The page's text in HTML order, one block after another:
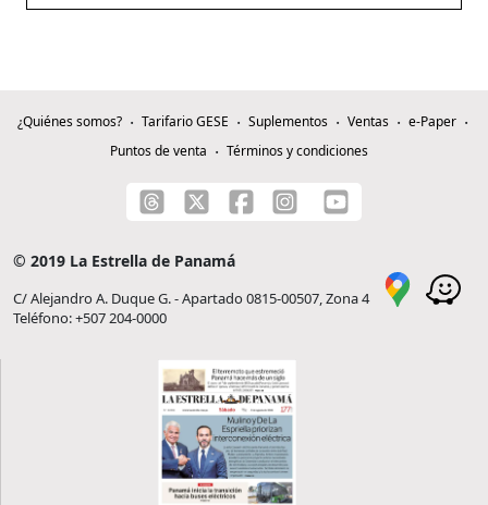
¿Quiénes somos? Tarifario GESE Suplementos Ventas
e-Paper
Puntos de venta
Términos y condiciones
© 2019 La Estrella de Panamá
C/ Alejandro A. Duque G. - Apartado 0815-00507, Zona 4
Teléfono: +507 204-0000